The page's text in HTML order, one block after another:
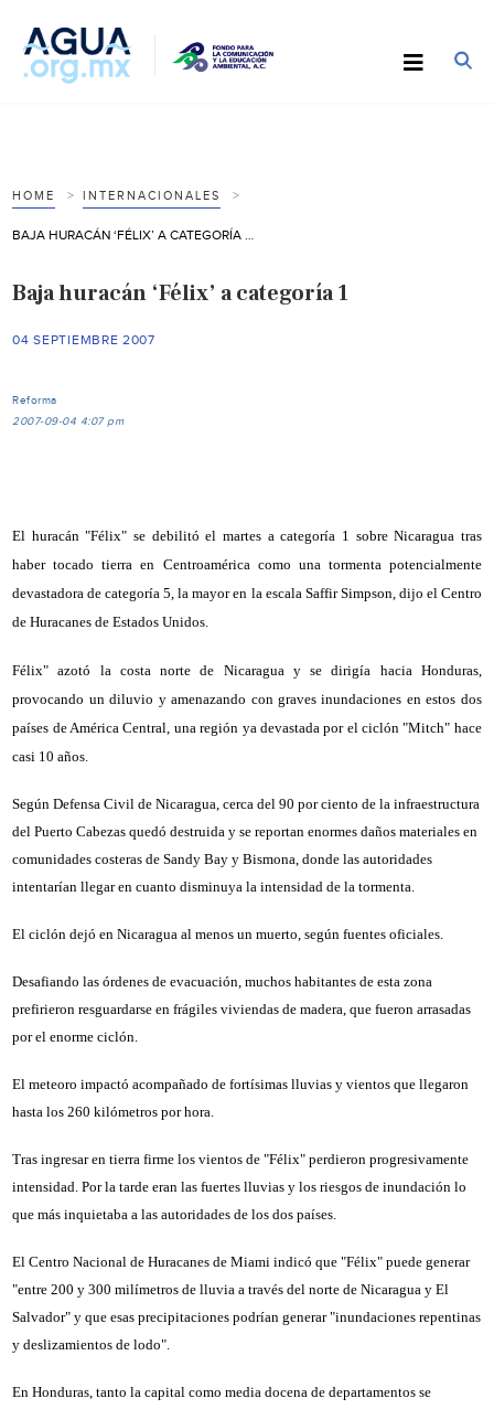
HOME INTERNACIONALES
Baja huracán ‘Félix’ a categoría 1
04 SEPTIEMBRE 2007
Reforma
2007-09-04 4:07 pm
El huracán "Félix" se debilitó el martes a categoría 1 sobre Nicaragua tras
haber tocado tierra en Centroamérica como una tormenta potencialmente
devastadora de categoría 5, la mayor en la escala Saffir Simpson, dijo el Centro
de Huracanes de Estados Unidos.
Félix" azotó la costa norte de Nicaragua y se dirigía hacia Honduras,
provocando un diluvio y amenazando con graves inundaciones en estos dos
países de América Central, una región ya devastada por el ciclón "Mitch" hace
casi 10 años.
Según Defensa Civil de Nicaragua, cerca del 90 por ciento de la infraestructura
del Puerto Cabezas quedó destruida y se reportan enormes daños materiales en
comunidades costeras de Sandy Bay y Bismona, donde las autoridades
intentarían llegar en cuanto disminuya la intensidad de la tormenta.
El ciclón dejó en Nicaragua al menos un muerto, según fuentes oficiales.
Desafiando las órdenes de evacuación, muchos habitantes de esta zona
prefirieron resguardarse en frágiles viviendas de madera, que fueron arrasadas
por el enorme ciclón.
El meteoro impactó acompañado de fortísimas lluvias y vientos que llegaron
hasta los 260 kilómetros por hora.
Tras ingresar en tierra firme los vientos de "Félix" perdieron progresivamente
intensidad. Por la tarde eran las fuertes lluvias y los riesgos de inundación lo
que más inquietaba a las autoridades de los dos países.
El Centro Nacional de Huracanes de Miami indicó que "Félix" puede generar
"entre 200 y 300 milímetros de lluvia a través del norte de Nicaragua y El
Salvador" y que esas precipitaciones podrían generar "inundaciones repentinas
y deslizamientos de lodo".
En Honduras, tanto la capital como media docena de departamentos se